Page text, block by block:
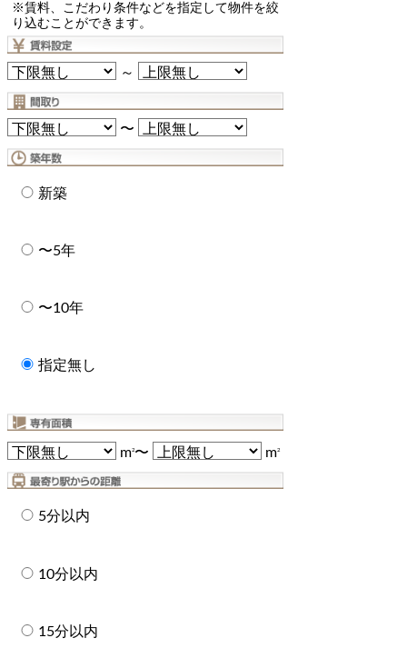
※賃料、こだわり条件などを指定して物件を絞
り込むことができます。
～
〜
新築
〜5年
〜10年
指定無し
m2〜 m2
5分以内
10分以内
15分以内